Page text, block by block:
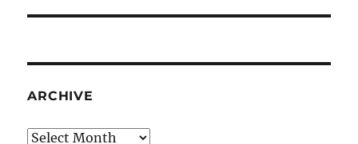
ARCHIVE
Archive